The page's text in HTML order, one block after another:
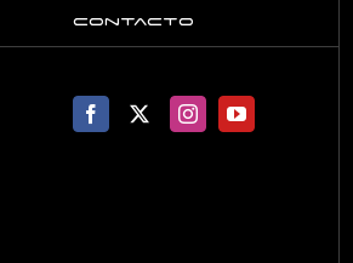
Contacto
Facebook
X InstagramYouTube